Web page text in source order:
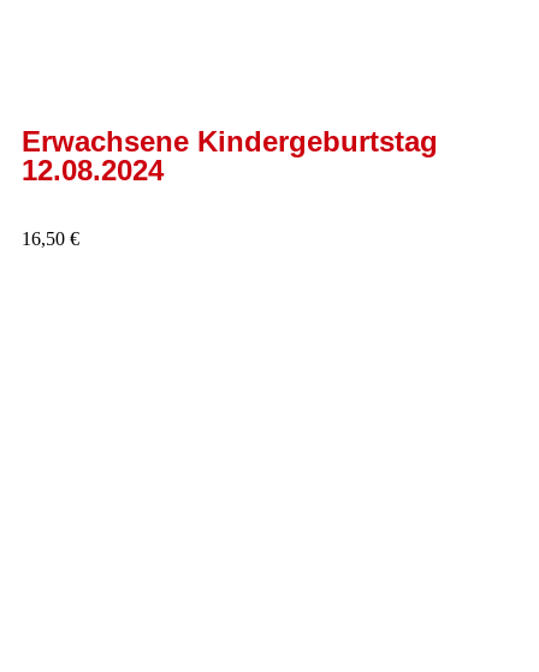
Erwachsene Kindergeburtstag
12.08.2024
16,50 €